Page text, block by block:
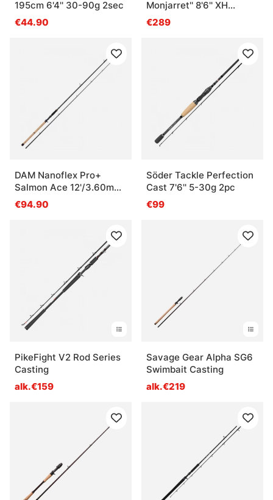
195cm 6'4'' 30-90g 2sec
€44.90
Monjarret'' 8'6'' XH
-200g, 2 pcs
€289
DAM Nanoflex Pro+
Salmon Ace 12'/3.60m
MF 50-150g/XXH
€94.90
Söder Tackle Perfection
Cast 7'6'' 5-30g 2pc
€99
PikeFight V2 Rod Series
Casting
alk.€159
Savage Gear Alpha SG6
Swimbait Casting
alk.€219